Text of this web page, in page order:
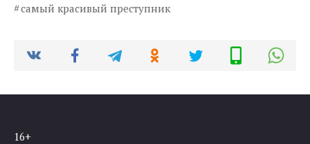
самый красивый преступник
16+